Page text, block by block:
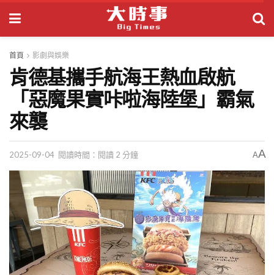
首頁 影劇與娛樂
肯德基攜手航海王熱血啟航
「惡魔果實咔啦海陸堡」霸氣
來襲
2025-09-04 閱讀時間：閱讀 2 分鐘 AA